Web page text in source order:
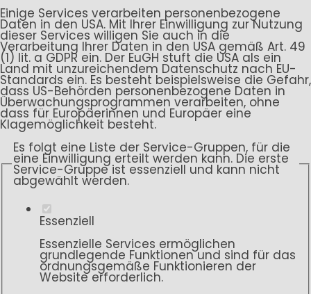
Einige Services verarbeiten personenbezogene
Daten in den USA. Mit Ihrer Einwilligung zur Nutzung
dieser Services willigen Sie auch in die
Verarbeitung Ihrer Daten in den USA gemäß Art. 49
(1) lit. a GDPR ein. Der EuGH stuft die USA als ein
Land mit unzureichendem Datenschutz nach EU-
Standards ein. Es besteht beispielsweise die Gefahr,
dass US-Behörden personenbezogene Daten in
Überwachungsprogrammen verarbeiten, ohne
dass für Europäerinnen und Europäer eine
Klagemöglichkeit besteht.
Es folgt eine Liste der Service-Gruppen, für die
eine Einwilligung erteilt werden kann. Die erste
Service-Gruppe ist essenziell und kann nicht
abgewählt werden.
Essenziell
Essenzielle Services ermöglichen
grundlegende Funktionen und sind für das
ordnungsgemäße Funktionieren der
Website erforderlich.